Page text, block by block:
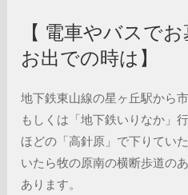
【 電車やバスで
お出での時は】
地下鉄東山線の星ヶ丘駅から
もしくは「地下鉄いりなか」
ほどの「高針原」で下りてい
いたら牧の原南の横断歩道の
あります。